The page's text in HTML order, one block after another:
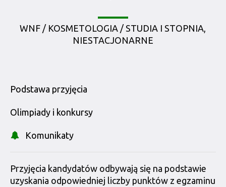
WNF / KOSMETOLOGIA / STUDIA I STOPNIA,
NIESTACJONARNE
Podstawa przyjęcia
Olimpiady i konkursy
Komunikaty
Przyjęcia kandydatów odbywają się na podstawie
uzyskania odpowiedniej liczby punktów z egzaminu